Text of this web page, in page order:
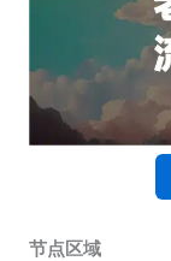
节点区域